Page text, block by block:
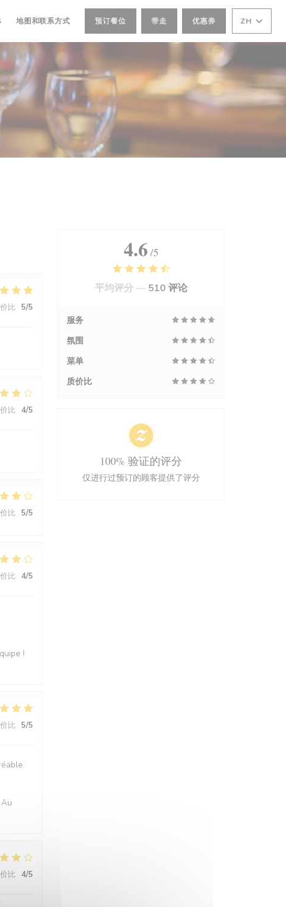
((在新窗口中打开))
地图和联系方式 预订餐位 带走 优惠券 ZH
比 : 5/5
比 : 4/5
比 : 5/5
比 : 4/5
!
比 : 5/5
比 : 4/5
4.6 /5
平均评分 — 510 评论
服务
氛围
菜单
质价比
100% 验证的评分
仅进行过预订的顾客提供了评分